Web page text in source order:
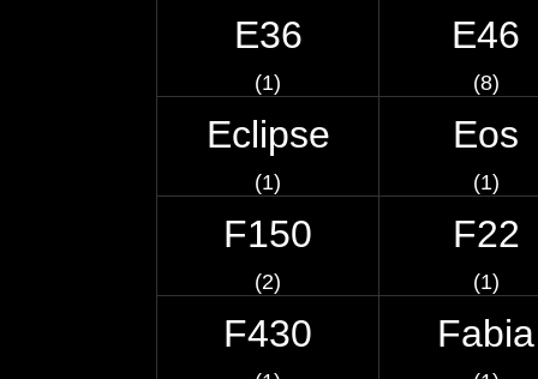
E36
(1)
E46
(8)
Eclipse
(1)
Eos
(1)
F150
(2)
F22
(1)
F430 Fabia